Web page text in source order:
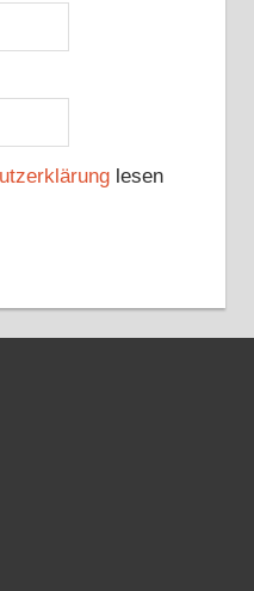
lesen